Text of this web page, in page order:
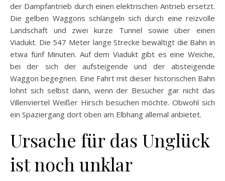
der Dampfantrieb durch einen elektrischen Antrieb ersetzt.
Die gelben Waggons schlängeln sich durch eine reizvolle
Landschaft und zwei kurze Tunnel sowie über einen
Viadukt. Die 547 Meter lange Strecke bewältigt die Bahn in
etwa fünf Minuten. Auf dem Viadukt gibt es eine Weiche,
bei der sich der aufsteigende und der absteigende
Waggon begegnen. Eine Fahrt mit dieser historischen Bahn
lohnt sich selbst dann, wenn der Besucher gar nicht das
Villenviertel Weißer Hirsch besuchen möchte. Obwohl sich
ein Spaziergang dort oben am Elbhang allemal anbietet.
Ursache für das Unglück
ist noch unklar